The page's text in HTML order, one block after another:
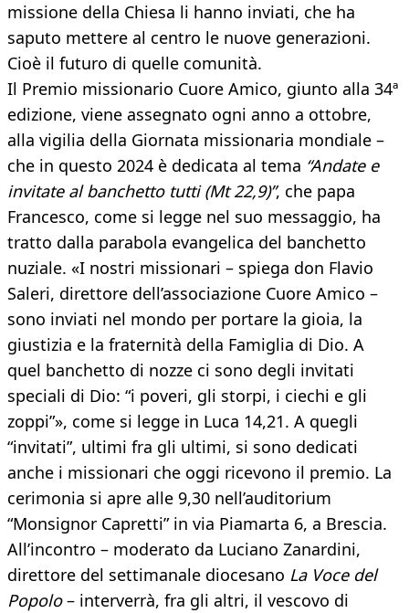
missione della Chiesa li hanno inviati, che ha
saputo mettere al centro le nuove generazioni.
Cioè il futuro di quelle comunità.
Il Premio missionario Cuore Amico, giunto alla 34ª
edizione, viene assegnato ogni anno a ottobre,
alla vigilia della Giornata missionaria mondiale –
che in questo 2024 è dedicata al tema “Andate e
invitate al banchetto tutti (Mt 22,9)”, che papa
Francesco, come si legge nel suo messaggio, ha
tratto dalla parabola evangelica del banchetto
nuziale. «I nostri missionari – spiega don Flavio
Saleri, direttore dell’associazione Cuore Amico –
sono inviati nel mondo per portare la gioia, la
giustizia e la fraternità della Famiglia di Dio. A
quel banchetto di nozze ci sono degli invitati
speciali di Dio: “i poveri, gli storpi, i ciechi e gli
zoppi”», come si legge in Luca 14,21. A quegli
“invitati”, ultimi fra gli ultimi, si sono dedicati
anche i missionari che oggi ricevono il premio. La
cerimonia si apre alle 9,30 nell’auditorium
“Monsignor Capretti” in via Piamarta 6, a Brescia.
All’incontro – moderato da Luciano Zanardini,
direttore del settimanale diocesano La Voce del
Popolo– interverrà, fra gli altri, il vescovo di